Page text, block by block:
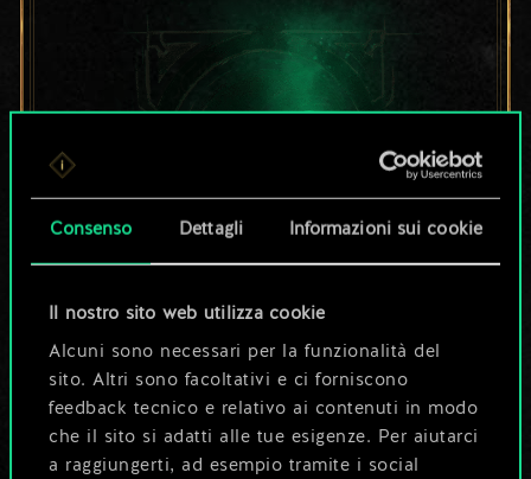
Consenso Dettagli Informazioni sui cookie
Il nostro sito web utilizza cookie
Alcuni sono necessari per la funzionalità del
sito. Altri sono facoltativi e ci forniscono
feedback tecnico e relativo ai contenuti in modo
che il sito si adatti alle tue esigenze. Per aiutarci
a raggiungerti, ad esempio tramite i social
Per ora, è solo un
set di carte
condiviso.